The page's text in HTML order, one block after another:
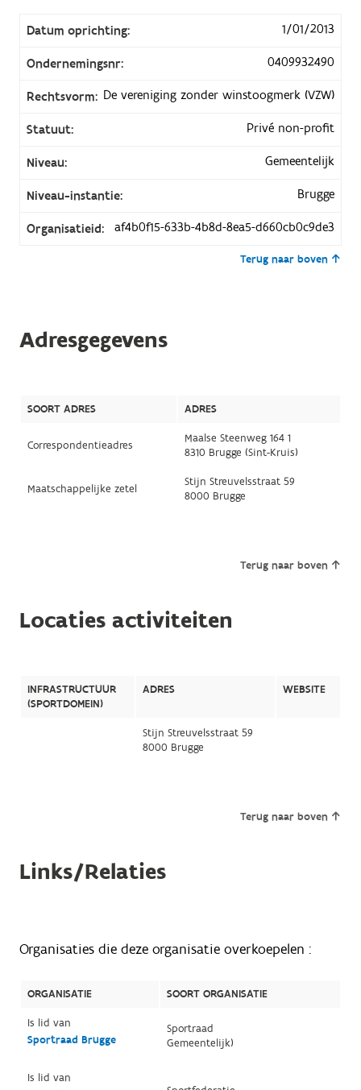
Datum oprichting: 1/01/2013
Ondernemingsnr: 0409932490
Rechtsvorm: De vereniging zonder winstoogmerk (VZW)
Statuut: Privé non-profit
Niveau: Gemeentelijk
Niveau-instantie: Brugge
Organisatieid: af4b0f15-633b-4b8d-8ea5-d660cb0c9de3
Terug naar boven
Adresgegevens
SOORT ADRES ADRES
Correspondentieadres
Maalse Steenweg 164 1
8310 Brugge (Sint-Kruis)
Maatschappelijke zetel
Stijn Streuvelsstraat 59
8000 Brugge
Terug naar boven
Locaties activiteiten
INFRASTRUCTUUR
(SPORTDOMEIN)
ADRES WEBSITE
Stijn Streuvelsstraat 59
8000 Brugge
Terug naar boven
Links/Relaties
Organisaties die deze organisatie overkoepelen :
ORGANISATIE
SOORT ORGANISATIE
Is lid van
Sportraad Brugge
Sportraad
Gemeentelijk)
Is lid van